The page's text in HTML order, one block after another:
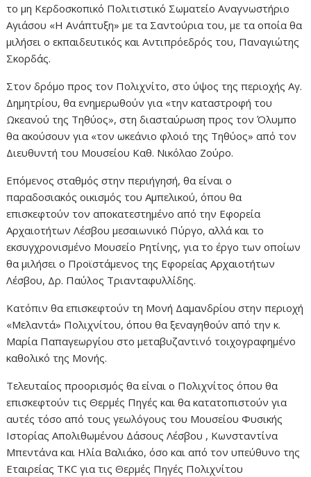
το μη Κερδοσκοπικό Πολιτιστικό Σωματείο Αναγνωστήριο
Αγιάσου «Η Ανάπτυξη» με τα Σαντούρια του, με τα οποία θα
μιλήσει ο εκπαιδευτικός και Αντιπρόεδρός του, Παναγιώτης
Σκορδάς.
Στον δρόμο προς τον Πολιχνίτο, στο ύψος της περιοχής Αγ.
Δημητρίου, θα ενημερωθούν για «την καταστροφή του
Ωκεανού της Τηθύος», στη διασταύρωση προς τον Όλυμπο
θα ακούσουν για «τον ωκεάνιο φλοιό της Τηθύος» από τον
Διευθυντή του Μουσείου Καθ. Νικόλαο Ζούρο.
Επόμενος σταθμός στην περιήγησή, θα είναι ο
παραδοσιακός οικισμός του Αμπελικού, όπου θα
επισκεφτούν τον αποκατεστημένο από την Εφορεία
Αρχαιοτήτων Λέσβου μεσαιωνικό Πύργο, αλλά και το
εκσυγχρονισμένο Μουσείο Ρητίνης, για το έργο των οποίων
θα μιλήσει ο Προϊστάμενος της Εφορείας Αρχαιοτήτων
Λέσβου, Δρ. Παύλος Τριανταφυλλίδης.
Κατόπιν θα επισκεφτούν τη Μονή Δαμανδρίου στην περιοχή
«Μελαντά» Πολιχνίτου, όπου θα ξεναγηθούν από την κ.
Μαρία Παπαγεωργίου στο μεταβυζαντινό τοιχογραφημένο
καθολικό της Μονής.
Τελευταίος προορισμός θα είναι ο Πολιχνίτος όπου θα
επισκεφτούν τις Θερμές Πηγές και θα κατατοπιστούν για
αυτές τόσο από τους γεωλόγους του Μουσείου Φυσικής
Ιστορίας Απολιθωμένου Δάσους Λέσβου , Κωνσταντίνα
Μπεντάνα και Ηλία Βαλιάκο, όσο και από τον υπεύθυνο της
Εταιρείας TKC για τις Θερμές Πηγές Πολιχνίτου